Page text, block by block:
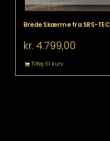
Brede Skærme fra SRS-TEC
kr. 4.799,00
Tilføj til kurv